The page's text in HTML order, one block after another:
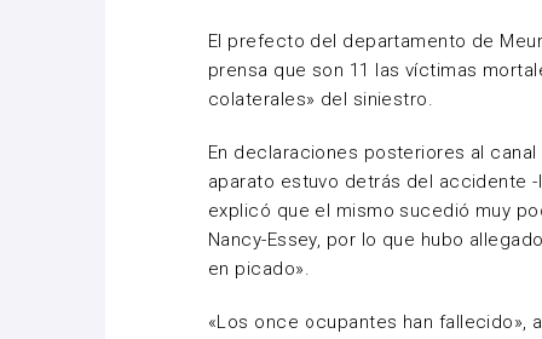
El prefecto del departamento de
prensa que son 11 las víctimas
colaterales» del siniestro.
En declaraciones posteriores al canal
aparato estuvo detrás del accidente
explicó que el mismo sucedió muy
Nancy-Essey, por lo que hubo
en picado».
«Los once ocupantes han fallecido»,